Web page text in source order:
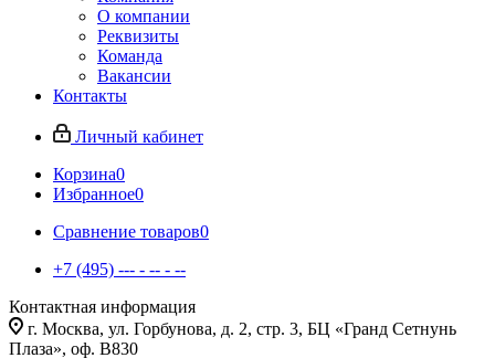
О компании
Реквизиты
Команда
Вакансии
Контакты
Личный кабинет
Корзина0
Избранное0
Сравнение товаров0
+7 (495) --- - -- - --
Контактная информация
г. Москва, ул. Горбунова, д. 2, стр. 3, БЦ «Гранд Сетнунь
Плаза», оф. В830